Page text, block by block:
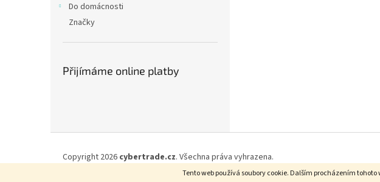
Tento web používá soubory cookie. Dalším procházením
Do domácnosti
Značky
Přijímáme online platby
p
Copyright 2026 cybertrade.cz. Všechna práva vyhrazena.